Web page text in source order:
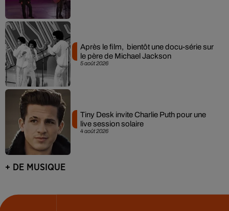
5 août 2026
Après le film, bientôt une docu-série sur
le père de Michael Jackson
4 août 2026
Tiny Desk invite Charlie Puth pour une
live session solaire
+ DE MUSIQUE